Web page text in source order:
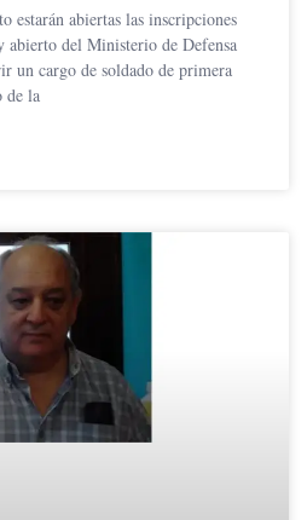
estarán abiertas las inscripciones
abierto del Ministerio de Defensa
un cargo de soldado de primera
de la